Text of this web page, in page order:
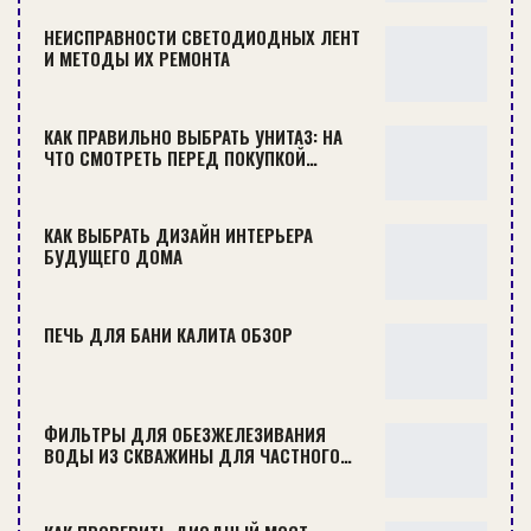
Из чего делают стяжку?
В качестве связующего в
используют цемент или гипс, наполнителем
служит песок различных фракций, минеральные
и полимерные добавки обеспечивают
улучшенные свойства смеси. При разведении
водой из этих составляющих получают раствор
необходимой консистенции.
Цементные стяжки
применять в конструкции пола любых
помещений. Используют сделанную вручную
смесь из цемента и песка (традиционно в
соотношении 1:3) или специально
приготовленный пескобетон (готовые смеси
НЕИСПРАВНОСТИ СВЕТОДИОДНЫХ ЛЕНТ
И МЕТОДЫ ИХ РЕМОНТА
КАК ПРАВИЛЬНО ВЫБРАТЬ УНИТАЗ: НА
ЧТО СМОТРЕТЬ ПЕРЕД ПОКУПКОЙ…
КАК ВЫБРАТЬ ДИЗАЙН ИНТЕРЬЕРА
БУДУЩЕГО ДОМА
ПЕЧЬ ДЛЯ БАНИ КАЛИТА ОБЗОР
ФИЛЬТРЫ ДЛЯ ОБЕЗЖЕЛЕЗИВАНИЯ
ВОДЫ ИЗ СКВАЖИНЫ ДЛЯ ЧАСТНОГО…